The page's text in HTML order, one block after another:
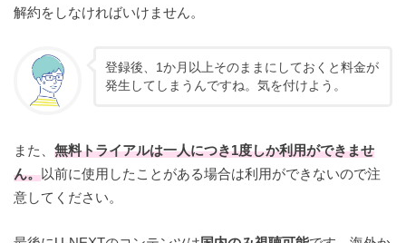
解約をしなければいけません。
登録後、1か月以上そのままにしておくと料金が
発生してしまうんですね。気を付けよう。
また、 無料トライアルは一人につき1度しか利用ができませ
ん。以前に使用したことがある場合は利用ができないので注
意してください。